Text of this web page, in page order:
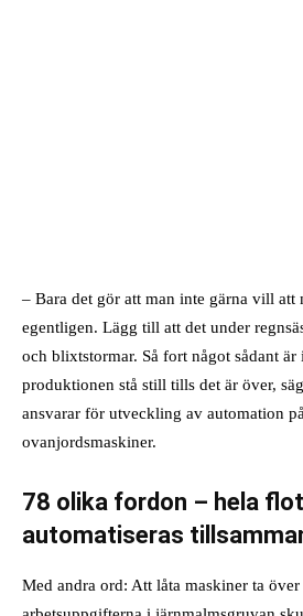
– Bara det gör att man inte gärna vill att
egentligen. Lägg till att det under
och blixtstormar. Så fort något sådant är
produktionen stå still tills det är över,
ansvarar för utveckling av automation
ovanjordsmaskiner.
78 olika fordon – hela
automatiseras
Med andra ord: Att låta maskiner ta